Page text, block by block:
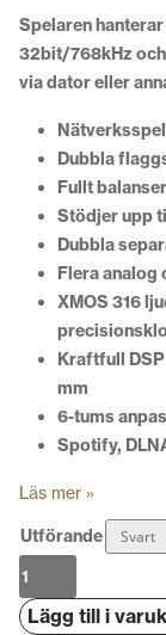
Spelaren
32bit/768kHz
via dator eller
Dubbla
Fullt
Stödjer upp
Dubbla
Flera analog
XMOS 316
Kraftfull
mm
6-tums
Spotify,
Läs mer »
Utförande
EverSolo
DMP-
A8Lägg till i